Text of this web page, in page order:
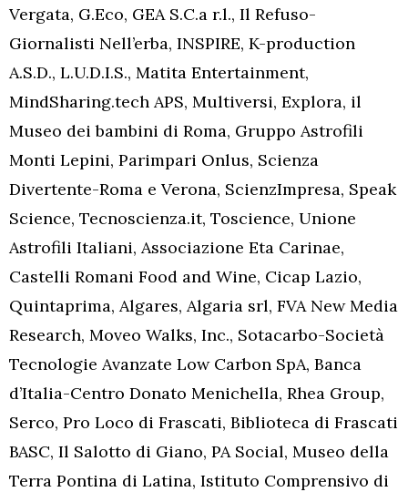
Vergata, G.Eco, GEA S.C.a r.l., Il Refuso-
Giornalisti Nell’erba, INSPIRE, K-production
A.S.D., L.U.D.I.S., Matita Entertainment,
MindSharing.tech APS, Multiversi, Explora, il
Museo dei bambini di Roma, Gruppo Astrofili
Monti Lepini, Parimpari Onlus, Scienza
Divertente-Roma e Verona, ScienzImpresa, Speak
Science, Tecnoscienza.it, Toscience, Unione
Astrofili Italiani, Associazione Eta Carinae,
Castelli Romani Food and Wine, Cicap Lazio,
Quintaprima, Algares, Algaria srl, FVA New Media
Research, Moveo Walks, Inc., Sotacarbo-Società
Tecnologie Avanzate Low Carbon SpA, Banca
d’Italia-Centro Donato Menichella, Rhea Group,
Serco, Pro Loco di Frascati, Biblioteca di Frascati
BASC, Il Salotto di Giano, PA Social, Museo della
Terra Pontina di Latina, Istituto Comprensivo di